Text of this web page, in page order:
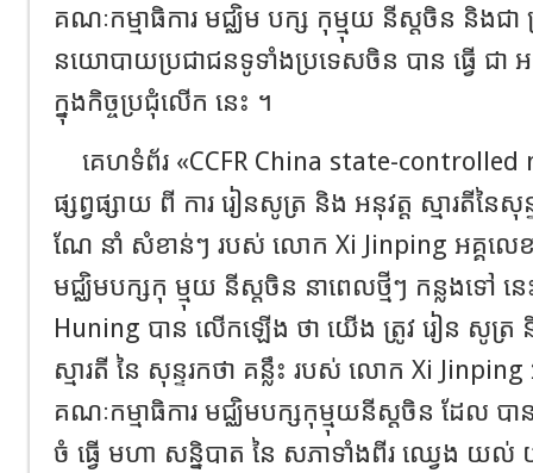
គណៈកម្មាធិការ មជ្ឈិម បក្ស កុម្មុយ នីស្តចិន និងជា
នយោបាយប្រជាជនទូទាំងប្រទេសចិន បាន ធ្វើ ជា
ក្នុងកិច្ចប្រជុំលើក នេះ ។
គេហទំព័រ «CCFR China state-controlled
ផ្សព្វផ្សាយ ពី ការ រៀនសូត្រ និង អនុវត្ត ស្មារតីន
ណែ នាំ សំខាន់ៗ របស់ លោក Xi Jinping អគ្គលេខា
មជ្ឈិមបក្សកុ ម្មុយ នីស្តចិន នាពេលថ្មីៗ កន្លងទៅ
Huning បាន លើកឡើង ថា យើង ត្រូវ រៀន សូត្រ
ស្មារតី នៃ សុន្ទរកថា គន្លឹះ របស់ លោក Xi Jinping
គណៈកម្មាធិការ មជ្ឈិមបក្សកុម្មុយនីស្តចិន ដែល បា
ចំ ធ្វើ មហា សន្និបាត នៃ សភាទាំងពីរ ឈ្វេង យ